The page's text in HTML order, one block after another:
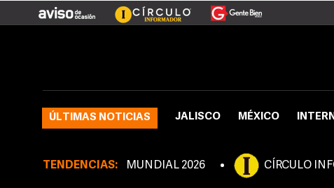
ÚLTIMAS NOTICIAS JALISCO MÉXICO
TENDENCIAS: MUNDIAL 2026 CÍRCULO